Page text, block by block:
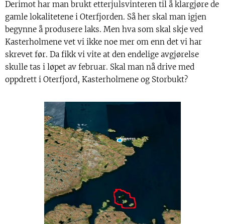
Derimot har man brukt etterjulsvinteren til å klargjøre de
gamle lokalitetene i Oterfjorden. Så her skal man igjen
begynne å produsere laks. Men hva som skal skje ved
Kasterholmene vet vi ikke noe mer om enn det vi har
skrevet før. Da fikk vi vite at den endelige avgjørelse
skulle tas i løpet av februar. Skal man nå drive med
oppdrett i Oterfjord, Kasterholmene og Storbukt?